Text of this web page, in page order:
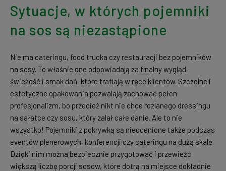
Sytuacje, w których pojemniki
na sos są niezastąpione
Nie ma cateringu, food trucka czy restauracji bez pojemników
na sosy. To właśnie one odpowiadają za finalny wygląd,
świeżość i smak dań, które trafiają w ręce klientów. Szczelne i
estetyczne opakowania pozwalają zachować pełen
profesjonalizm, bo przecież nikt nie chce rozlanego dressingu
na sałatce czy sosu, który zalał całe danie. Ale to nie
wszystko! Pojemniki z pokrywką są nieocenione także podczas
eventów plenerowych, konferencji czy cateringu na dużą skalę.
Dzięki nim można bezpiecznie przygotować i przewieźć
większą liczbę porcji sosów, które dotrą na miejsce dokładnie